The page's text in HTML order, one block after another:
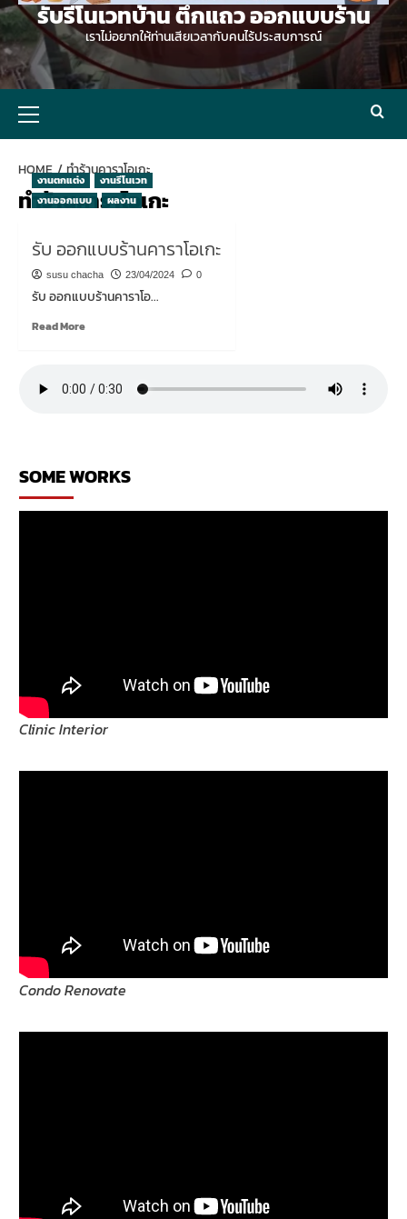
รับรีโนเวทบ้าน ตึกแถว ออกแบบร้าน
เราไม่อยากให้ท่านเสียเวลากับคนไร้ประสบการณ์
Menu
HOME ทำร้านคาราโอเกะ
ทำร้านคาราโอเกะ
งานตกแต่ง
งานรีโนเวท
งานออกแบบ
ผลงาน
รับ ออกแบบร้านคาราโอเกะ
susu chacha 23/04/2024 0
รับ ออกแบบร้านคาราโอ...
Read MoreRead
ออกแบบ
SOME WORKS
Clinic Interior
Condo Renovate